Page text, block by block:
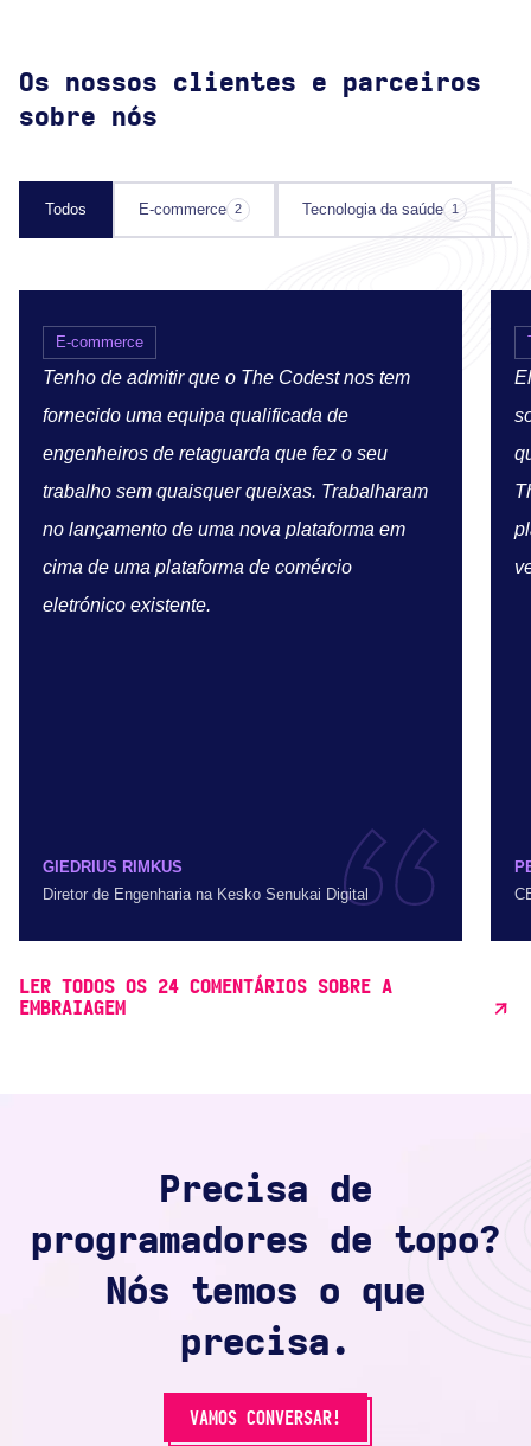
Os nossos clientes e parceiros
sobre nós
Todos E-commerce 2 Tecnologia da saúde 1
E-commerce
Tenho de admitir que o The Codest nos tem
fornecido uma equipa qualificada de
engenheiros de retaguarda que fez o seu
trabalho sem quaisquer queixas. Trabalharam
no lançamento de uma nova plataforma em
cima de uma plataforma de comércio
eletrónico existente.
GIEDRIUS RIMKUS
Diretor de Engenharia na Kesko Senukai Digital
LER TODOS OS 24 COMENTÁRIOS SOBRE A
EMBRAIAGEM
Precisa de
programadores de topo?
Nós temos o que
precisa.
VAMOS CONVERSAR!